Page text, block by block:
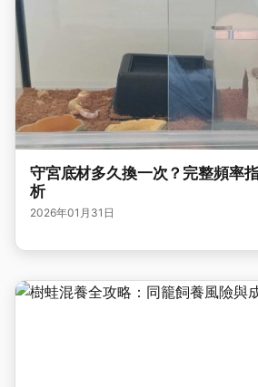
守宮底材多久換一次？完整頻率
析
2026年01月31日